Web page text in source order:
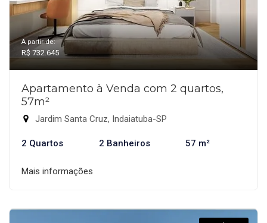
A partir de:
R$ 732.645
Apartamento à Venda com 2 quartos,
57m²
Jardim Santa Cruz, Indaiatuba-SP
2 Quartos 2 Banheiros 57 m²
Mais informações